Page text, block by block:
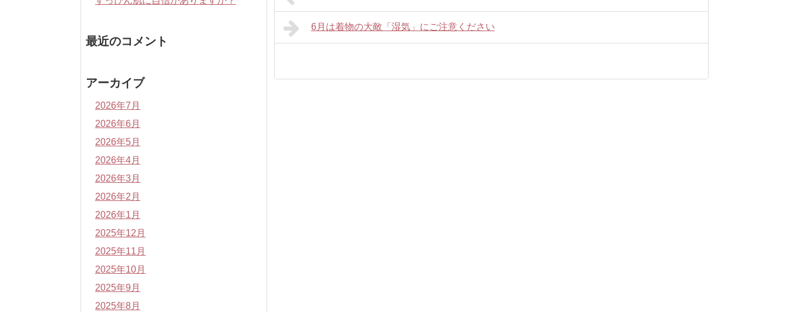
6月は着物の大敵「湿気」にご注意ください
最近のコメント
アーカイブ
2026年7月
2026年6月
2026年5月
2026年4月
2026年3月
2026年2月
2026年1月
2025年12月
2025年11月
2025年10月
2025年9月
2025年8月